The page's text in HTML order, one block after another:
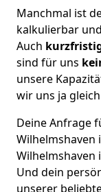
Manchmal ist
kalkulierbar
Auch
sind für uns
unsere
wir uns ja
Deine Anfrage
Wilhelmshaven
Und dein
unserer